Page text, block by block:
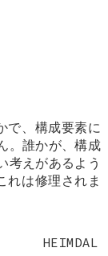
で、構成要素に
。誰かが、構成
えがあるよう
れは修理されま
HEIMDAL